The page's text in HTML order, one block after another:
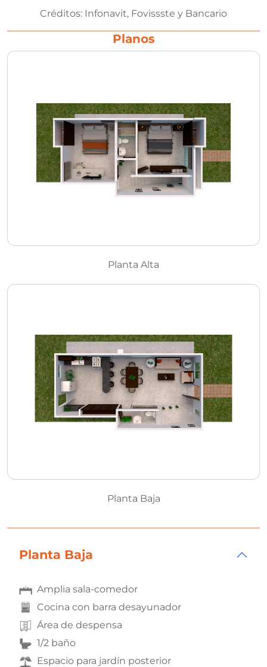
Créditos: Infonavit, Fovissste y Bancario
Planos
Planta Alta
Planta Baja
Planta Baja
Amplia sala-comedor
Cocina con barra desayunador
Área de despensa
1/2 baño
Espacio para jardín posterior